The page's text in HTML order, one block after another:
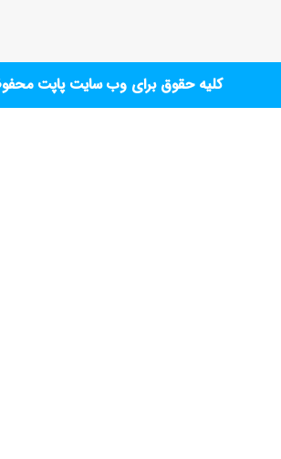
کلیه حقوق برای وب سایت پاپت